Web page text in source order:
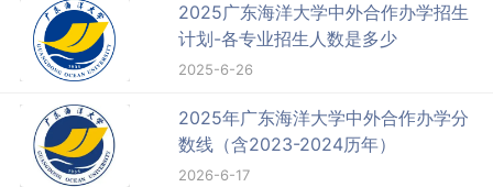
2025广东海洋大学中外合作办学招生
计划-各专业招生人数是多少
2025-6-26
2025年广东海洋大学中外合作办学分
数线（含2023-2024历年）
2026-6-17